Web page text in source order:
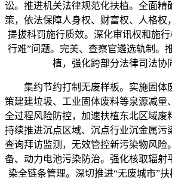
讼。推进机关法律规范化扶植。全面精
策，依法保障人身权、财富权、人格权
提拔科罚施行质效。深化审讯权和施
行难”问题。完美、查察官遴选轨制。
植，强化跨部分法律司法协
集约节约打制无废样板。实施固体
策建建垃圾、工业固体废料等泉源减量
全过程风险防控，加速扶植东北区域废
持续推进沉点区域、沉点行业沉金属污
查询拜访监测，无效管控新污染物风险
备、动力电池污染防治。强化核取辐射
染全链条管理。深切推进“无废城市”